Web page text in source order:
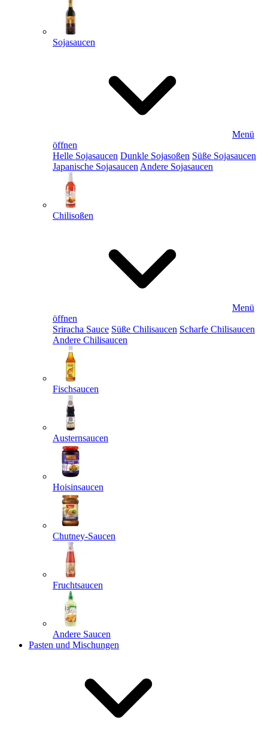
Sojasaucen
Menü
öffnen
Helle Sojasaucen Dunkle Sojasoßen Süße Sojasaucen
Japanische Sojasaucen Andere Sojasaucen
Chilisoßen
Menü
öffnen
Sriracha Sauce Süße Chilisaucen Scharfe Chilisaucen
Andere Chilisaucen
Fischsaucen
Austernsaucen
Hoisinsaucen
Chutney-Saucen
Fruchtsaucen
Andere Saucen
Pasten und Mischungen